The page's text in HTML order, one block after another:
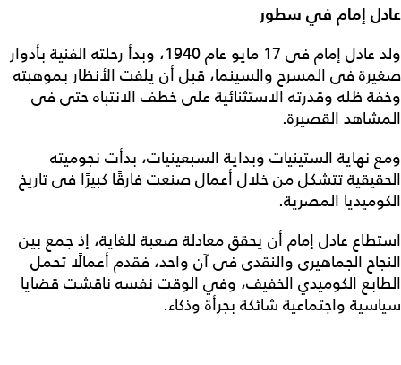
عادل إمام في سطور
ولد عادل إمام فى 17 مايو عام 1940، وبدأ رحلته الفنية بأدوار
صغيرة فى المسرح والسينما، قبل أن يلفت الأنظار بموهبته
وخفة ظله وقدرته الاستثنائية على خطف الانتباه حتى فى
المشاهد القصيرة.
ومع نهاية الستينيات وبداية السبعينيات، بدأت نجوميته
الحقيقية تتشكل من خلال أعمال صنعت فارقًا كبيرًا فى تاريخ
الكوميديا المصرية.
استطاع عادل إمام أن يحقق معادلة صعبة للغاية، إذ جمع بين
النجاح الجماهيرى والنقدى فى آن واحد، فقدم أعمالًا تحمل
الطابع الكوميدي الخفيف، وفي الوقت نفسه ناقشت قضايا
سياسية واجتماعية شائكة بجرأة وذكاء.